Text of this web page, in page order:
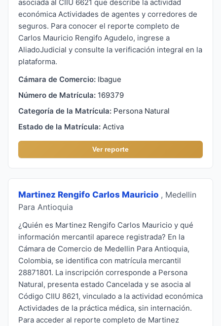
asociada al CIIU 6621 que describe la actividad
económica Actividades de agentes y corredores de
seguros. Para conocer el reporte completo de
Carlos Mauricio Rengifo Agudelo, ingrese a
AliadoJudicial y consulte la verificación integral en la
plataforma.
Cámara de Comercio: Ibague
Número de Matrícula: 169379
Categoría de la Matrícula: Persona Natural
Estado de la Matrícula: Activa
Ver reporte
Martinez Rengifo Carlos Mauricio , Medellin
Para Antioquia
¿Quién es Martinez Rengifo Carlos Mauricio y qué
información mercantil aparece registrada? En la
Cámara de Comercio de Medellin Para Antioquia,
Colombia, se identifica con matrícula mercantil
28871801. La inscripción corresponde a Persona
Natural, presenta estado Cancelada y se asocia al
Código CIIU 8621, vinculado a la actividad económica
Actividades de la práctica médica, sin internación.
Para acceder al reporte completo de Martinez